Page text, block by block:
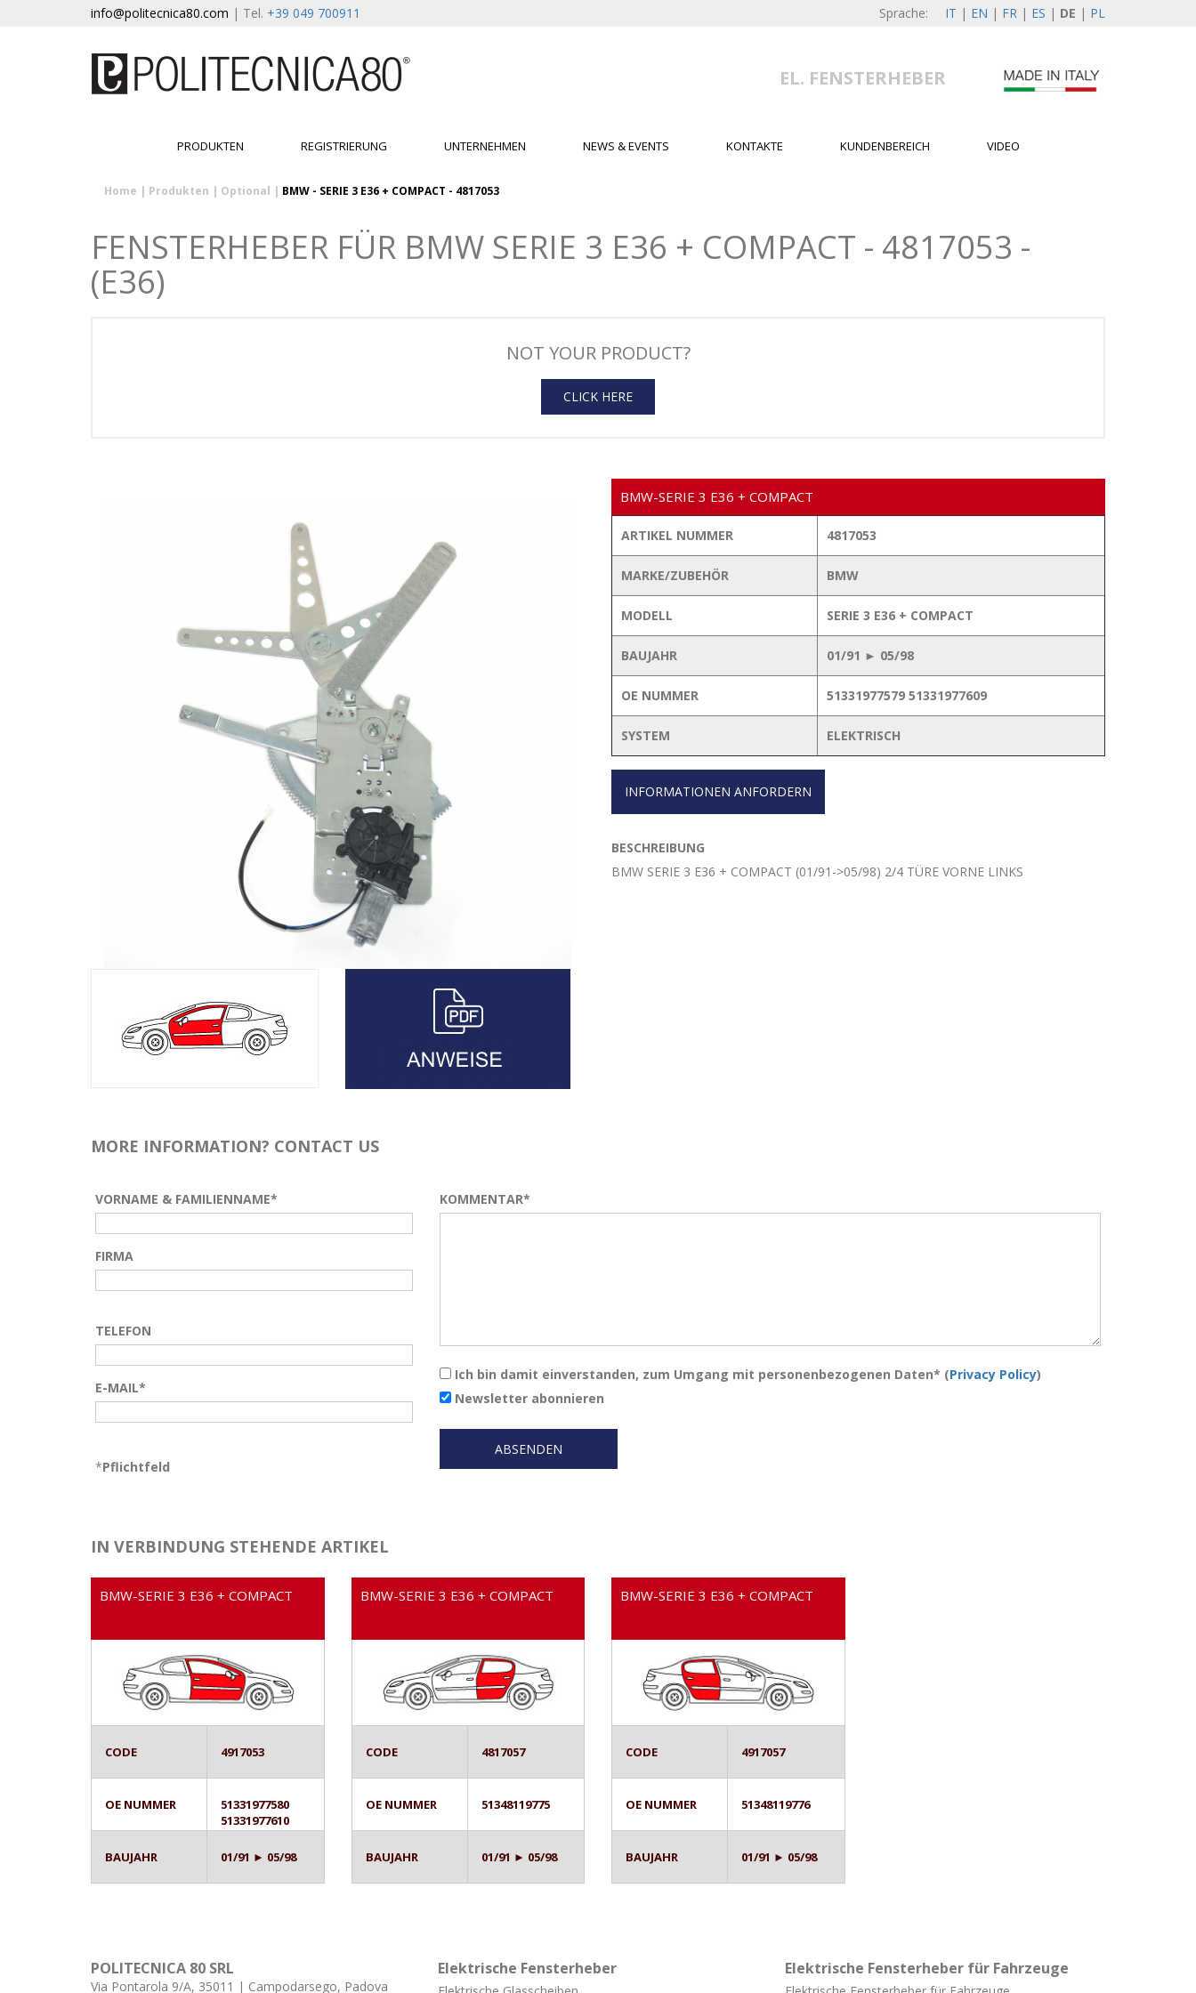
info@politecnica80.com | Tel. +39 049 700911 Sprache: IT | EN | FR | ES | DE | PL
EL. FENSTERHEBER
PRODUKTEN REGISTRIERUNG UNTERNEHMEN NEWS & EVENTS KONTAKTE KUNDENBEREICH VIDEO
Home | Produkten | Optional | BMW - SERIE 3 E36 + COMPACT - 4817053
FENSTERHEBER FÜR BMW SERIE 3 E36 + COMPACT - 4817053 -
(E36)
NOT YOUR PRODUCT?
CLICK HERE
BMW-SERIE 3 E36 + COMPACT
ARTIKEL NUMMER 4817053
MARKE/ZUBEHÖR BMW
MODELL SERIE 3 E36 + COMPACT
BAUJAHR 01/91 ► 05/98
OE NUMMER 51331977579 51331977609
SYSTEM ELEKTRISCH
INFORMATIONEN ANFORDERN
BESCHREIBUNG
BMW SERIE 3 E36 + COMPACT (01/91->05/98) 2/4 TÜRE VORNE LINKS
MORE INFORMATION? CONTACT US
VORNAME & FAMILIENNAME*
FIRMA
TELEFON
E-MAIL*
*Pflichtfeld
KOMMENTAR*
Ich bin damit einverstanden, zum Umgang mit personenbezogenen Daten* (Privacy Policy)
Newsletter abonnieren
IN VERBINDUNG STEHENDE ARTIKEL
BMW-SERIE 3 E36 + COMPACT
CODE 4917053
OE NUMMER
51331977580
51331977610
BAUJAHR 01/91 ► 05/98
BMW-SERIE 3 E36 + COMPACT
CODE 4817057
OE NUMMER 51348119775
BAUJAHR 01/91 ► 05/98
BMW-SERIE 3 E36 + COMPACT
CODE 4917057
OE NUMMER 51348119776
BAUJAHR 01/91 ► 05/98
POLITECNICA 80 SRL
Via Pontarola 9/A, 35011 | Campodarsego, Padova
Elektrische Fensterheber Elektrische Fensterheber für Fahrzeuge